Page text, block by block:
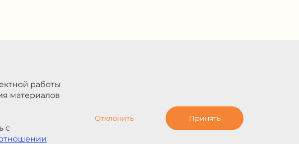
работы
материалов
с
Отклонить Принять